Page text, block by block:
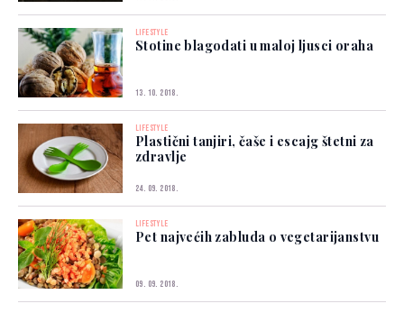
LIFESTYLE
Stotine blagodati u maloj ljusci oraha
13. 10. 2018.
LIFESTYLE
Plastični tanjiri, čaše i escajg štetni za
zdravlje
24. 09. 2018.
LIFESTYLE
Pet najvećih zabluda o vegetarijanstvu
09. 09. 2018.